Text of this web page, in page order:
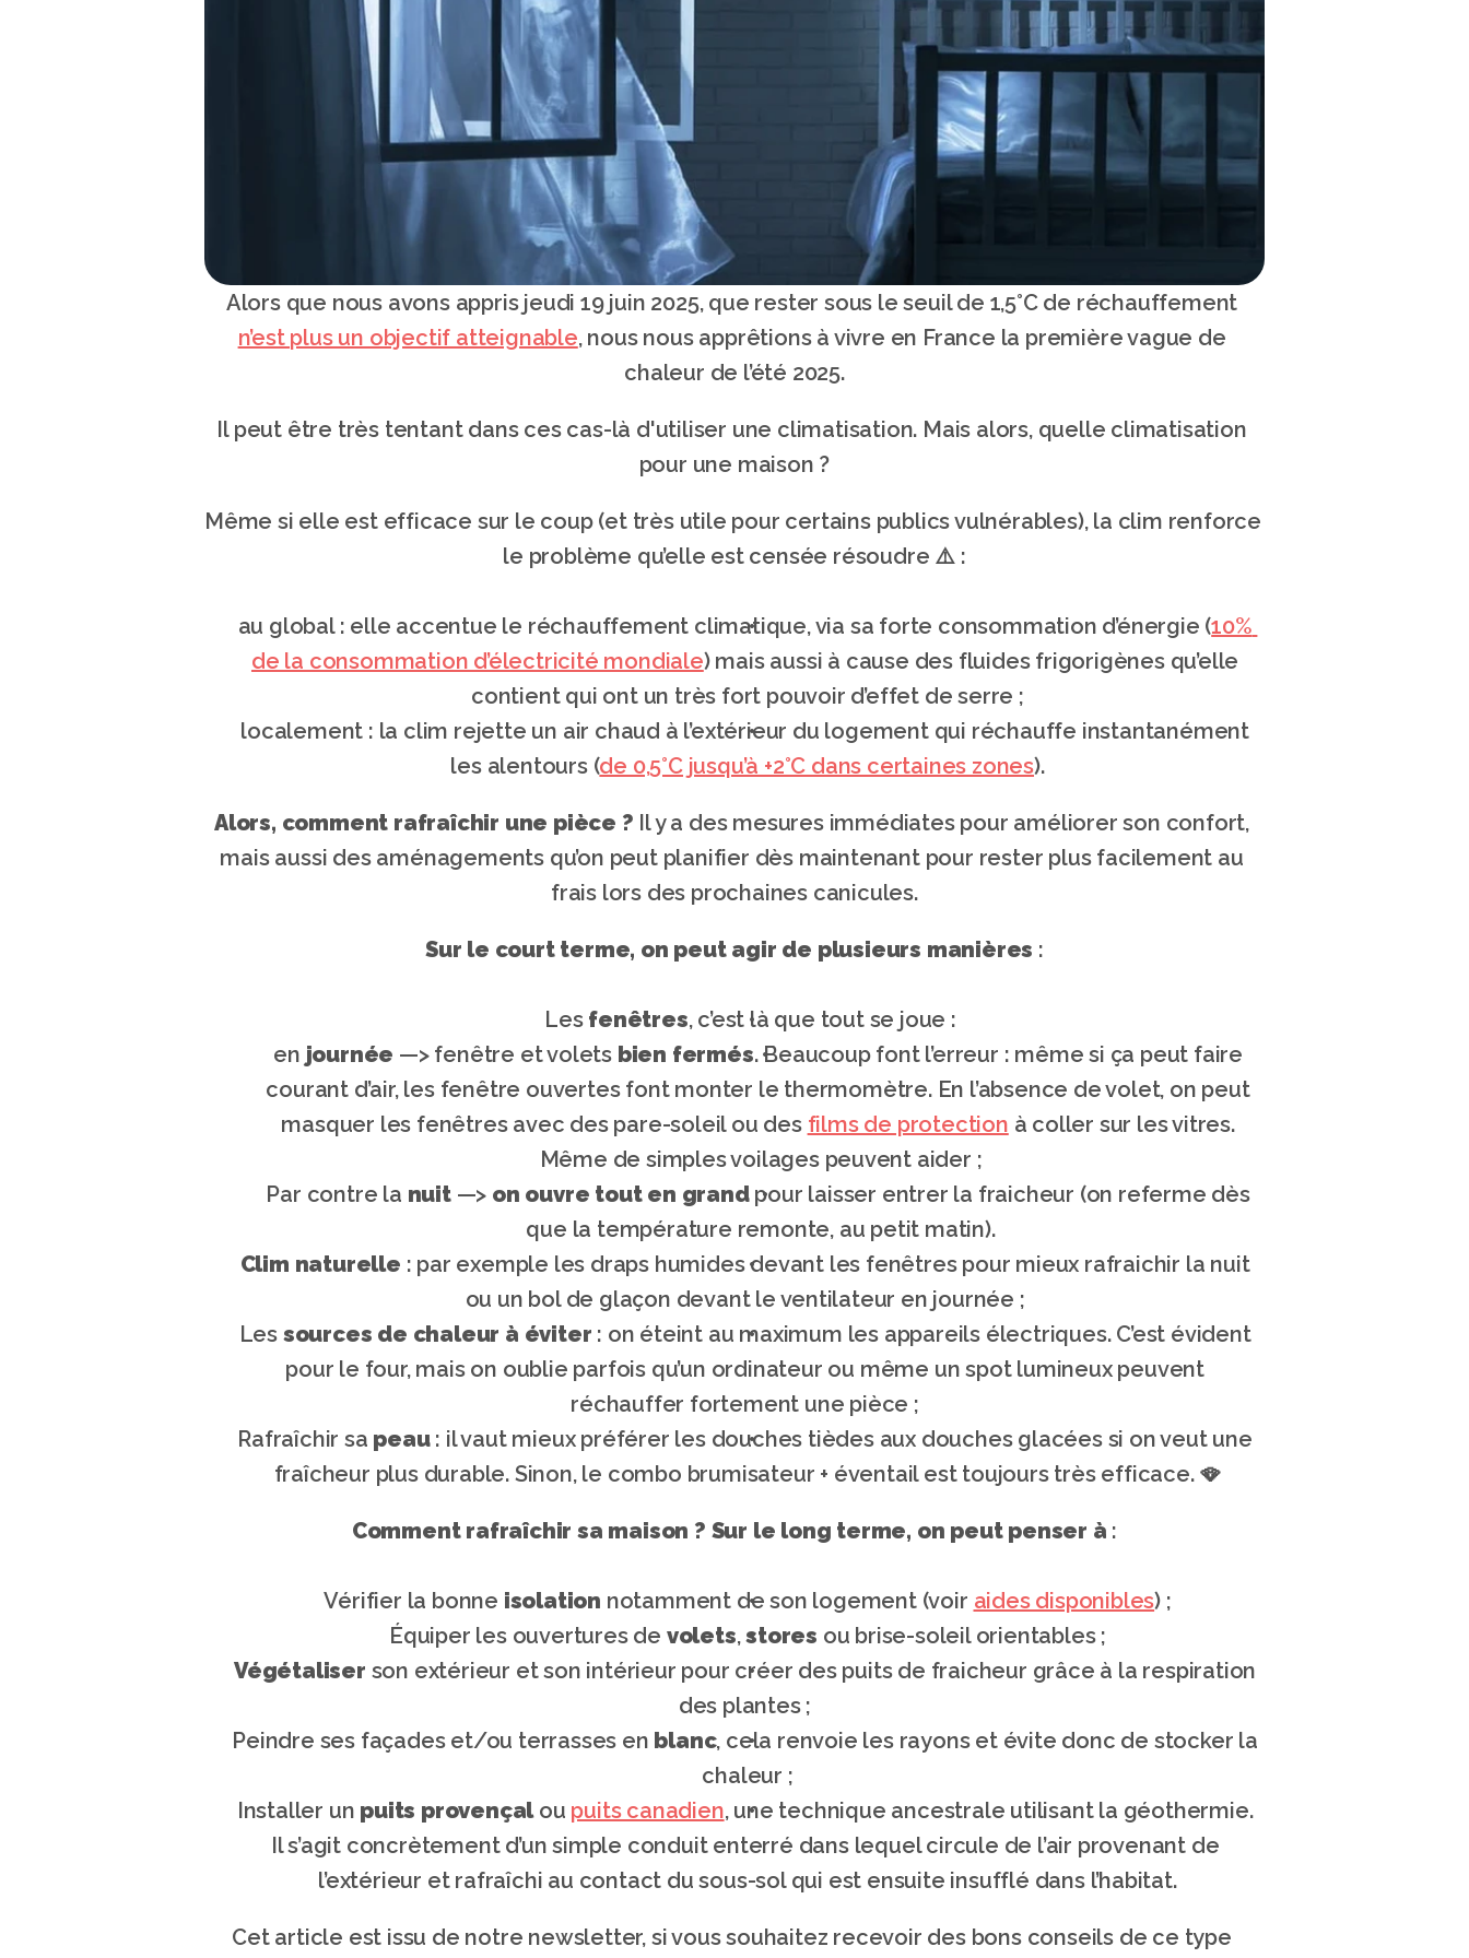
n’est plus un objectif atteignable, nous nous apprêtions à vivre en France la première vague de
chaleur de l’été 2025.
Il peut être très tentant dans ces cas-là d'utiliser une climatisation. Mais alors, quelle climatisation
pour une maison ?
Même si elle est efficace sur le coup (et très utile pour certains publics vulnérables), la clim renforce
le problème qu’elle est censée résoudre ⚠️ :
au global : elle accentue le réchauffement climatique, via sa forte consommation d’énergie (10%
de la consommation d’électricité mondiale) mais aussi à cause des fluides frigorigènes qu’elle
contient qui ont un très fort pouvoir d’effet de serre ;
localement : la clim rejette un air chaud à l’extérieur du logement qui réchauffe instantanément
les alentours (de 0,5°C jusqu’à +2°C dans certaines zones).
Alors, comment rafraîchir une pièce ? Il y a des mesures immédiates pour améliorer son confort,
mais aussi des aménagements qu’on peut planifier dès maintenant pour rester plus facilement au
frais lors des prochaines canicules.
Sur le court terme, on peut agir de plusieurs manières :
Les fenêtres, c’est là que tout se joue :
en journée —> fenêtre et volets bien fermés. Beaucoup font l’erreur : même si ça peut faire
courant d’air, les fenêtre ouvertes font monter le thermomètre. En l’absence de volet, on peut
masquer les fenêtres avec des pare-soleil ou des films de protection à coller sur les vitres.
Même de simples voilages peuvent aider ;
Par contre la nuit —> on ouvre tout en grand pour laisser entrer la fraicheur (on referme dès
que la température remonte, au petit matin).
Clim naturelle : par exemple les draps humides devant les fenêtres pour mieux rafraichir la nuit
ou un bol de glaçon devant le ventilateur en journée ;
Les sources de chaleur à éviter : on éteint au maximum les appareils électriques. C’est évident
pour le four, mais on oublie parfois qu’un ordinateur ou même un spot lumineux peuvent
réchauffer fortement une pièce ;
Rafraîchir sa peau : il vaut mieux préférer les douches tièdes aux douches glacées si on veut une
fraîcheur plus durable. Sinon, le combo brumisateur + éventail est toujours très efficace. 🪭
Comment rafraîchir sa maison ? Sur le long terme, on peut penser à :
Vérifier la bonne isolation notamment de son logement (voir aides disponibles) ;
Équiper les ouvertures de volets, stores ou brise-soleil orientables ;
Végétaliser son extérieur et son intérieur pour créer des puits de fraicheur grâce à la respiration
des plantes ;
Peindre ses façades et/ou terrasses en blanc, cela renvoie les rayons et évite donc de stocker la
chaleur ;
Installer un puits provençal ou puits canadien, une technique ancestrale utilisant la géothermie.
Il s’agit concrètement d’un simple conduit enterré dans lequel circule de l’air provenant de
l’extérieur et rafraîchi au contact du sous-sol qui est ensuite insufflé dans l’habitat.
Cet article est issu de notre newsletter, si vous souhaitez recevoir des bons conseils de ce type